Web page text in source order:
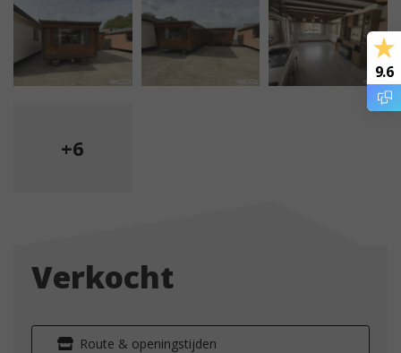
+6
Verkocht
Route & openingstijden
9.6